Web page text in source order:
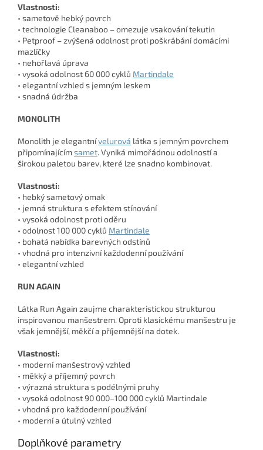
Vlastnosti:
• sametově hebký povrch
• technologie Cleanaboo – omezuje vsakování tekutin
• Petproof – zvýšená odolnost proti poškrábání domácími
mazlíčky
• nehořlavá úprava
• vysoká odolnost 60 000 cyklů Martindale
• elegantní vzhled s jemným leskem
• snadná údržba
MONOLITH
Monolith je elegantnívelurová látka s jemným povrchem
připomínajícímsamet. Vyniká mimořádnou odolností a
širokou paletou barev, které lze snadno kombinovat.
Vlastnosti:
• hebký sametový omak
• jemná struktura s efektem stínování
• vysoká odolnost proti oděru
• odolnost 100 000 cyklů Martindale
• bohatá nabídka barevných odstínů
• vhodná pro intenzivní každodenní používání
• elegantní vzhled
RUN AGAIN
Látka Run Again zaujme charakteristickou strukturou
inspirovanou manšestrem. Oproti klasickému manšestru je
však jemnější, měkčí a příjemnější na dotek.
Vlastnosti:
• moderní manšestrový vzhled
• měkký a příjemný povrch
• výrazná struktura s podélnými pruhy
• vysoká odolnost 90 000–100 000 cyklů Martindale
• vhodná pro každodenní používání
• moderní a útulný vzhled
Doplňkové parametry